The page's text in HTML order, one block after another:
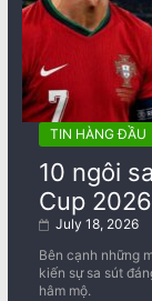
TIN HÀNG ĐẦU
10 ngôi
Cup 2026
July 18, 2026
Bên cạnh những
kiến sự sa sút
hâm mộ.